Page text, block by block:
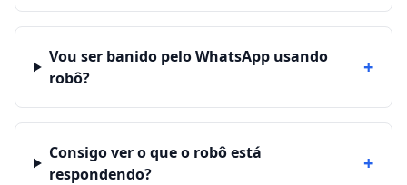
Vou ser banido pelo WhatsApp usando
robô?
+
Consigo ver o que o robô está
respondendo?
+